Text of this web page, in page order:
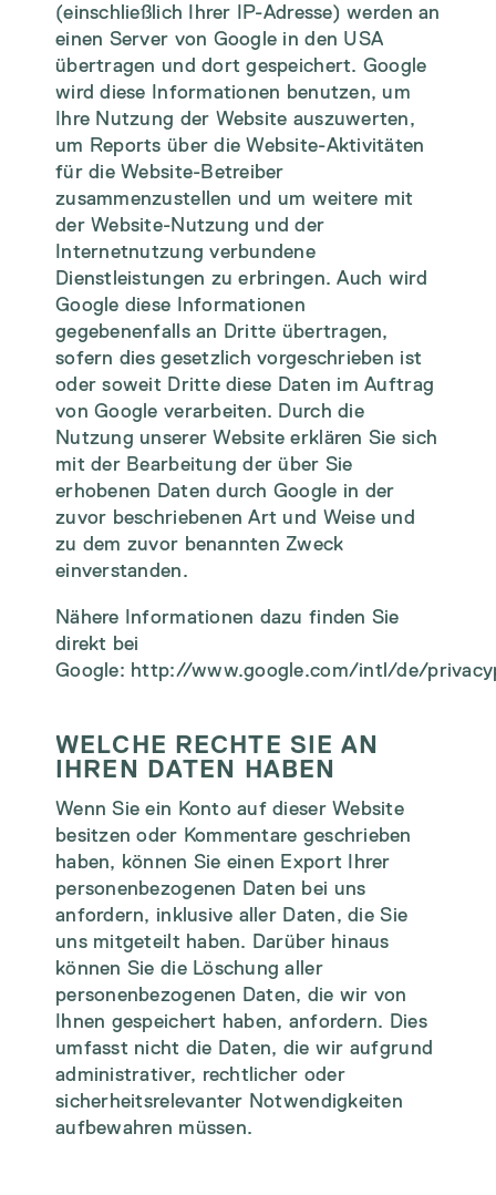
(einschließlich Ihrer IP-Adresse) werden an
einen Server von Google in den USA
übertragen und dort gespeichert. Google
wird diese Informationen benutzen, um
Ihre Nutzung der Website auszuwerten,
um Reports über die Website-Aktivitäten
für die Website-Betreiber
zusammenzustellen und um weitere mit
der Website-Nutzung und der
Internetnutzung verbundene
Dienstleistungen zu erbringen. Auch wird
Google diese Informationen
gegebenenfalls an Dritte übertragen,
sofern dies gesetzlich vorgeschrieben ist
oder soweit Dritte diese Daten im Auftrag
von Google verarbeiten. Durch die
Nutzung unserer Website erklären Sie sich
mit der Bearbeitung der über Sie
erhobenen Daten durch Google in der
zuvor beschriebenen Art und Weise und
zu dem zuvor benannten Zweck
einverstanden.
Nähere Informationen dazu finden Sie
direkt bei
Google: http://www.google.com/intl/de/
WELCHE RECHTE SIE AN
IHREN DATEN HABEN
Wenn Sie ein Konto auf dieser Website
besitzen oder Kommentare geschrieben
haben, können Sie einen Export Ihrer
personenbezogenen Daten bei uns
anfordern, inklusive aller Daten, die Sie
uns mitgeteilt haben. Darüber hinaus
können Sie die Löschung aller
personenbezogenen Daten, die wir von
Ihnen gespeichert haben, anfordern. Dies
umfasst nicht die Daten, die wir aufgrund
administrativer, rechtlicher oder
sicherheitsrelevanter Notwendigkeiten
aufbewahren müssen.